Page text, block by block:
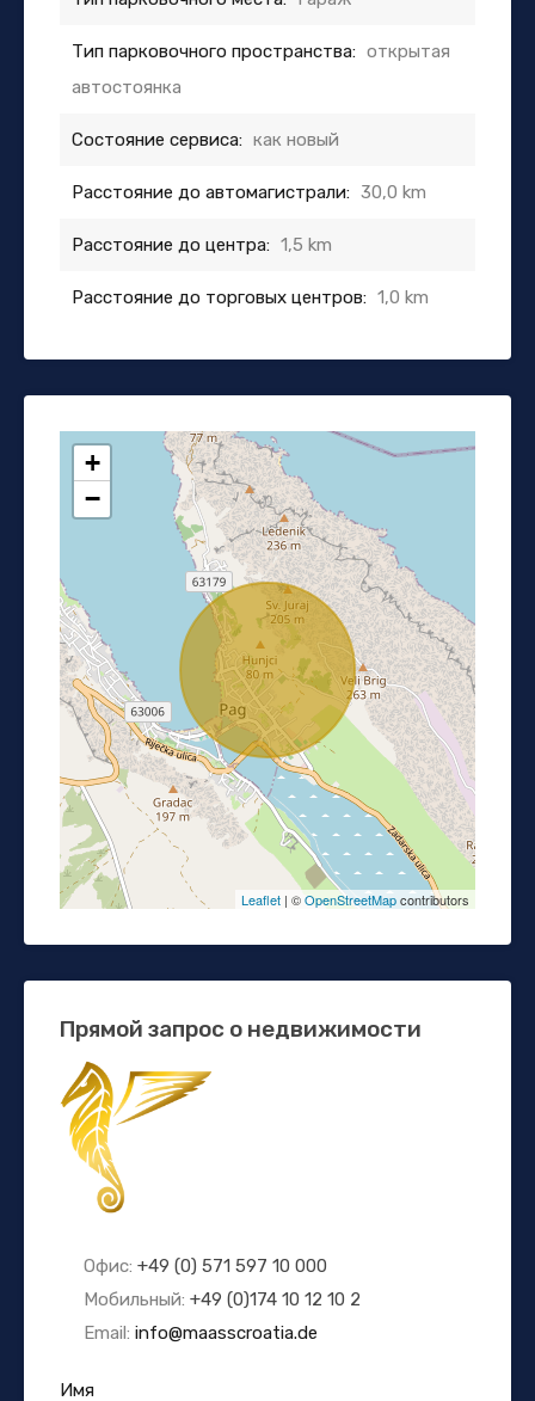
Тип парковочного пространства: открытая
автостоянка
Состояние сервиса: как новый
Расстояние до автомагистрали: 30,0 km
Расстояние до центра: 1,5 km
Расстояние до торговых центров: 1,0 km
+
−
Leaflet | ©OpenStreetMapcontributors
Прямой запрос о недвижимости
Офис: +49 (0) 571 597 10 000
Мобильный: +49 (0)174 10 12 10 2
Email: info@maasscroatia.de
Имя